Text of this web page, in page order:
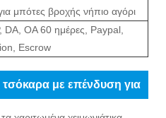
μπότες βροχής νήπιο αγόρι
DA, OA 60 ημέρες, Paypal,
Escrow
με επένδυση για